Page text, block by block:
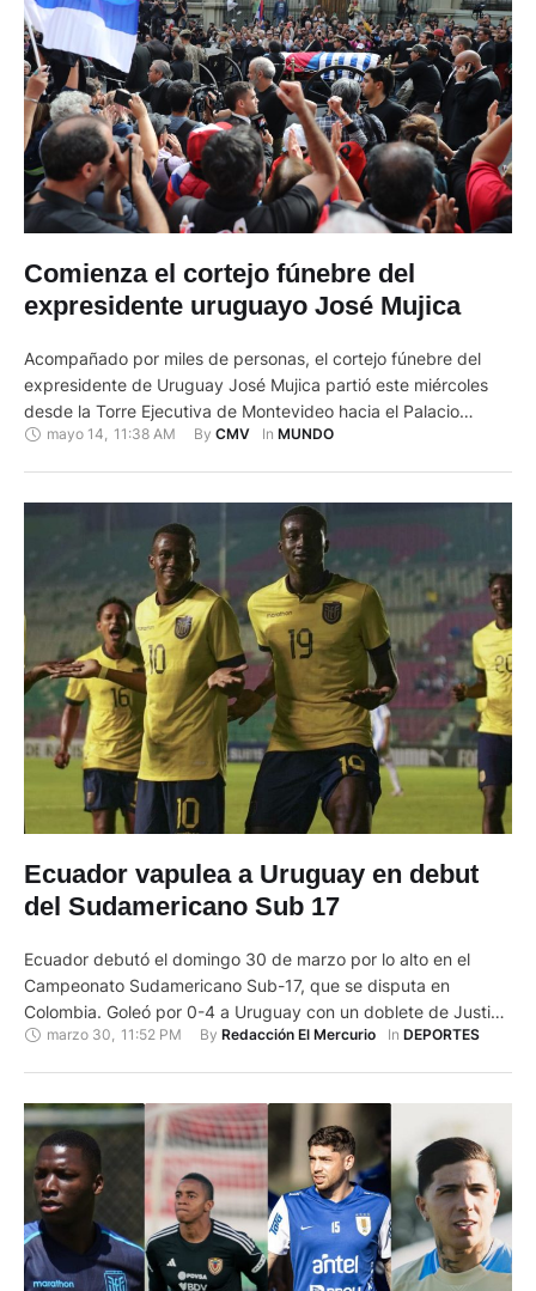
Comienza el cortejo fúnebre del
expresidente uruguayo José Mujica
Acompañado por miles de personas, el cortejo fúnebre del
expresidente de Uruguay José Mujica partió este miércoles
desde la Torre Ejecutiva de Montevideo hacia el Palacio
Legislativo, donde sus restos serán velados. A pocos metros
mayo 14 11:38 AM By CMV In MUNDO
Ecuador vapulea a Uruguay en debut
del Sudamericano Sub 17
Ecuador debutó el domingo 30 de marzo por lo alto en el
Campeonato Sudamericano Sub-17, que se disputa en
Colombia. Goleó por 0-4 a Uruguay con un doblete de Justin
Lerma. La Tri entró en la discusión del liderato del Grupo B
marzo 30 11:52 PM By Redacción El Mercurio In DEPORTES